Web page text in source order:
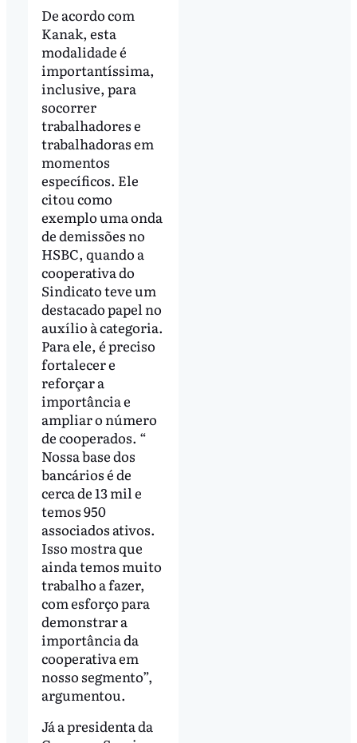
De acordo com
Kanak, esta
modalidade é
importantíssima,
inclusive, para
socorrer
trabalhadores e
trabalhadoras em
momentos
específicos. Ele
citou como
exemplo uma onda
de demissões no
HSBC, quando a
cooperativa do
Sindicato teve um
destacado papel no
auxílio à categoria.
Para ele, é preciso
fortalecer e
reforçar a
importância e
ampliar o número
de cooperados. “
Nossa base dos
bancários é de
cerca de 13 mil e
temos 950
associados ativos.
Isso mostra que
ainda temos muito
trabalho a fazer,
com esforço para
demonstrar a
importância da
cooperativa em
nosso segmento”,
argumentou.
Já a presidenta da